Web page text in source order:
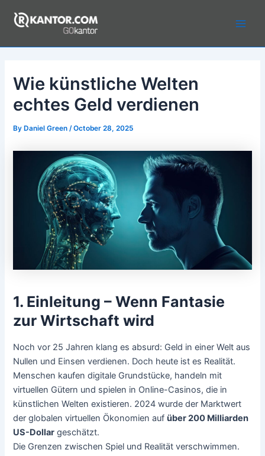
Wie künstliche Welten
echtes Geld verdienen
ByDaniel Green /October 28, 2025
1. Einleitung – Wenn Fantasie
zur Wirtschaft wird
Noch vor 25 Jahren klang es absurd: Geld in einer Welt aus
Nullen und Einsen verdienen. Doch heute ist es Realität.
Menschen kaufen digitale Grundstücke, handeln mit
virtuellen Gütern und spielen in Online-Casinos, die in
künstlichen Welten existieren. 2024 wurde der Marktwert
der globalen virtuellen Ökonomien aufüber 200 Milliarden
US-Dollar geschätzt.
Die Grenzen zwischen Spiel und Realität verschwimmen.